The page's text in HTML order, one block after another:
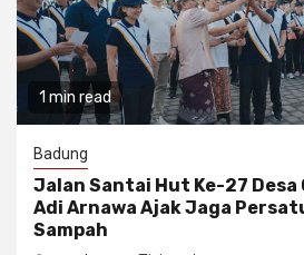
1 min read
Badung
Jalan Santai Hut Ke-27 Desa
Adi Arnawa Ajak Jaga
Sampah